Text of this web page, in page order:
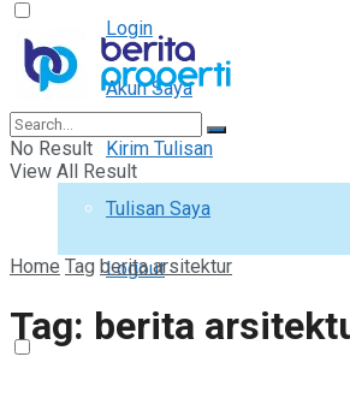
Login
Akun Saya
Kirim Tulisan
Tulisan Saya
Logout
No Result
View All Result
Home Tag berita arsitektur
Tag: berita